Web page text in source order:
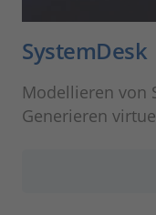
SystemDesk
Modellieren von
Generieren